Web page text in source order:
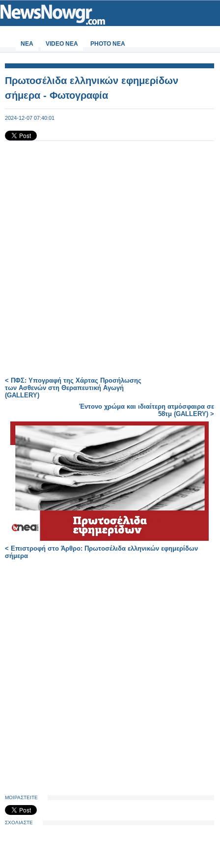
ΝΕΑ VIDEO NEA PHOTO NEA
Πρωτοσέλιδα ελληνικών εφημερίδων
σήμερα - Φωτογραφία
2024-12-07 07:40:01
< ΠΦΣ: Υπογραφή της Χάρτας Προσήλωσης
των Ασθενών στη Θεραπευτική Αγωγή
(GALLERY)
Έντονο χρώμα και ιδιαίτερη ατμόσφαιρα σε
58τμ (GALLERY) >
< Επιστροφή στο Άρθρο: Πρωτοσέλιδα ελληνικών εφημερίδων
σήμερα
ΜΟΙΡΑΣΤΕΙΤΕ
ΣΧΟΛΙΑΣΤΕ